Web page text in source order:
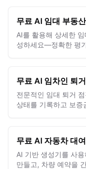
무료 AI 임대 부동
AI를 활용해 상세한
성하세요—정확한 평
무료 AI 임차인 퇴
전문적인 임대 퇴거
상태를 기록하고 보증
무료 AI 자동차 대
AI 기반 생성기를 사
만들고, 차량 예약을